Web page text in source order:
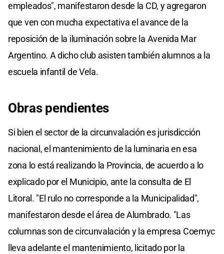
empleados", manifestaron desde la CD, y agregaron
que ven con mucha expectativa el avance de la
reposición de la iluminación sobre la Avenida Mar
Argentino. A dicho club asisten también alumnos a la
escuela infantil de Vela.
Obras pendientes
Si bien el sector de la circunvalación es jurisdicción
nacional, el mantenimiento de la luminaria en esa
zona lo está realizando la Provincia, de acuerdo a lo
explicado por el Municipio, ante la consulta de El
Litoral. "El rulo no corresponde a la Municipalidad",
manifestaron desde el área de Alumbrado. "Las
columnas son de circunvalación y la empresa Coemyc
lleva adelante el mantenimiento, licitado por la